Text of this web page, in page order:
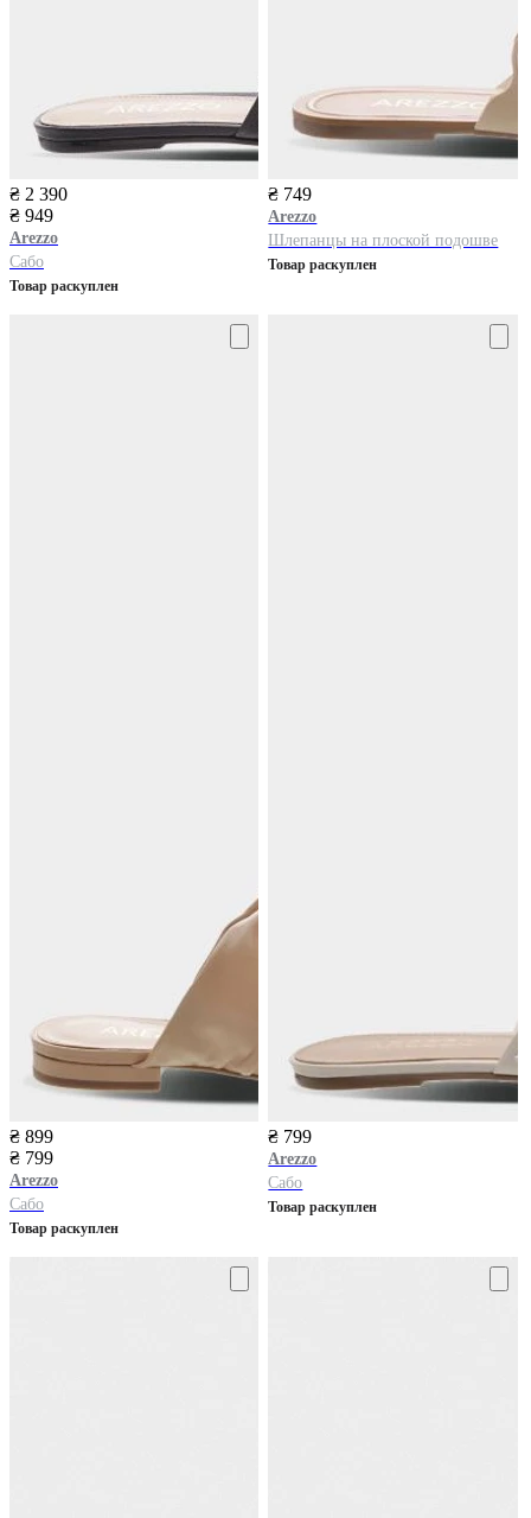
₴ 2 390
₴ 949
Arezzo
Сабо
Товар раскуплен
₴ 749
Arezzo
Шлепанцы на плоской подошве
Товар раскуплен
₴ 899
₴ 799
Arezzo
Сабо
Товар раскуплен
₴ 799
Arezzo
Сабо
Товар раскуплен